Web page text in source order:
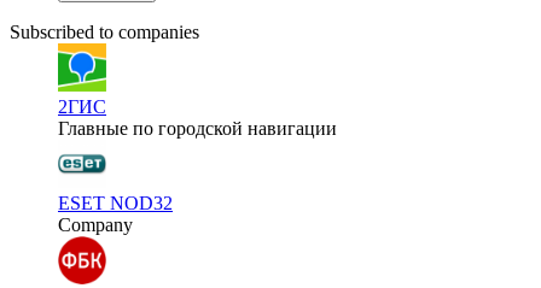
Subscribed to companies
2ГИС
Главные по городской навигации
ESET NOD32
Company